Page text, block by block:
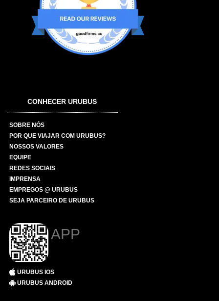
CONHECER URUBUS
SOBRE NÓS
POR QUE VIAJAR COM URUBUS?
NOSSOS VALORES
EQUIPE
REDES SOCIAIS
IMPRENSA
EMPREGOS @ URUBUS
SEJA PARCEIRO DE URUBUS
APP
URUBUS IOS
URUBUS ANDROID